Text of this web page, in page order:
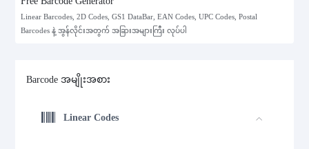
Linear Barcodes, 2D Codes, GS1 DataBar, EAN Codes, UPC Codes, Postal
Barcodes နဲ့ အွန်လိုင်းအတွက် အခြားအများကြီး လုပ်ပါ
Barcode အမျိုးအစား
Linear Codes